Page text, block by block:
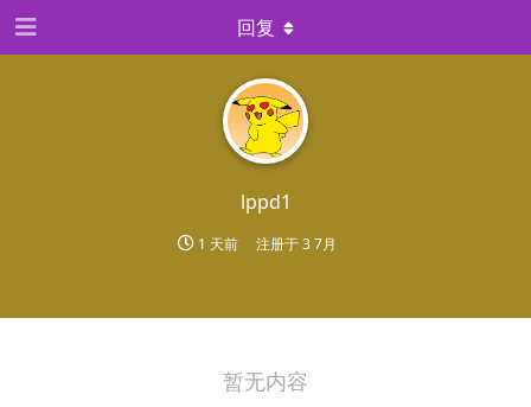
lppd1
1 天前 注册于3 7月
回复
暂无内容